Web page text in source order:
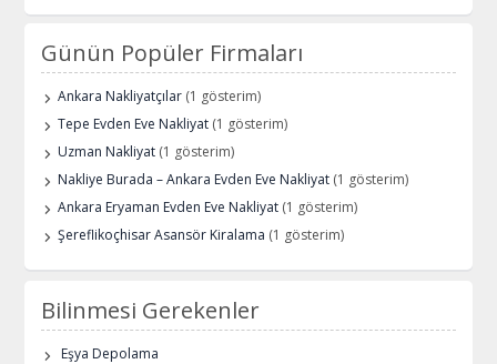
Günün Popüler Firmaları
Ankara Nakliyatçılar (1 gösterim)
Tepe Evden Eve Nakliyat (1 gösterim)
Uzman Nakliyat (1 gösterim)
Nakliye Burada – Ankara Evden Eve Nakliyat (1 gösterim)
Ankara Eryaman Evden Eve Nakliyat (1 gösterim)
Şereflikoçhisar Asansör Kiralama (1 gösterim)
Bilinmesi Gerekenler
Eşya Depolama